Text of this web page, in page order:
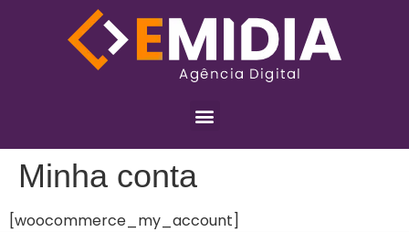
Minha conta
[woocommerce_my_account]